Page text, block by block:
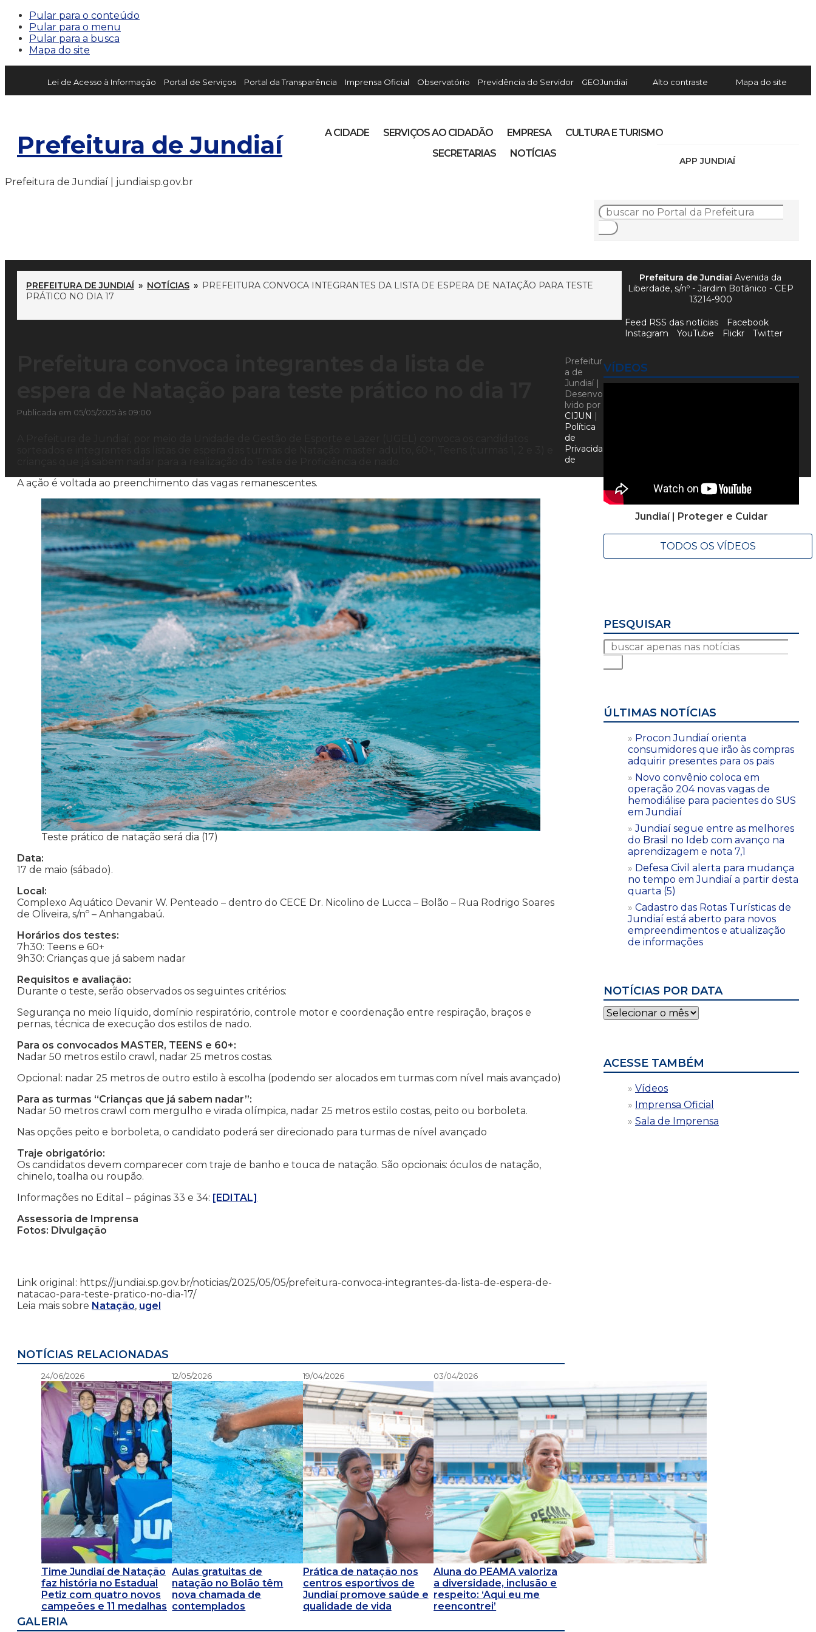
Pular para o conteúdo
Pular para o menu
Pular para a busca
Mapa do site
Lei de Acesso à Informação Portal de Serviços Portal da Transparência Imprensa Oficial Observatório Previdência do Servidor GEOJundiaí Alto contraste Mapa do site
Prefeitura de Jundiaí
APP JUNDIAÍ
A CIDADE SERVIÇOS AO CIDADÃO EMPRESA
CULTURA E TURISMO
SECRETARIAS
NOTÍCIAS
Prefeitura de Jundiaí | jundiai.sp.gov.br
PREFEITURA DE JUNDIAÍ » NOTÍCIAS » PREFEITURA CONVOCA INTEGRANTES DA LISTA DE ESPERA DE NATAÇÃO PARA TESTE
PRÁTICO NO DIA 17
Publicada em 05/05/2025 às 09:00
A ação é voltada ao preenchimento das vagas remanescentes.
Teste prático de natação será dia (17)
Data:
17 de maio (sábado).
Local:
Complexo Aquático Devanir W. Penteado – dentro do CECE Dr. Nicolino de Lucca – Bolão – Rua Rodrigo Soares
de Oliveira, s/nº – Anhangabaú.
Horários dos testes:
7h30: Teens e 60+
9h30: Crianças que já sabem nadar
Requisitos e avaliação:
Durante o teste, serão observados os seguintes critérios:
Segurança no meio líquido, domínio respiratório, controle motor e coordenação entre respiração, braços e
pernas, técnica de execução dos estilos de nado.
Para os convocados MASTER, TEENS e 60+:
Nadar 50 metros estilo crawl, nadar 25 metros costas.
Opcional: nadar 25 metros de outro estilo à escolha (podendo ser alocados em turmas com nível mais avançado)
Para as turmas “Crianças que já sabem nadar”:
Nadar 50 metros crawl com mergulho e virada olímpica, nadar 25 metros estilo costas, peito ou borboleta.
Nas opções peito e borboleta, o candidato poderá ser direcionado para turmas de nível avançado
Traje obrigatório:
Os candidatos devem comparecer com traje de banho e touca de natação. São opcionais: óculos de natação,
chinelo, toalha ou roupão.
Informações no Edital – páginas 33 e 34: [EDITAL]
Assessoria de Imprensa
Fotos: Divulgação
Link original: https://jundiai.sp.gov.br/noticias/2025/05/05/prefeitura-convoca-integrantes-da-lista-de-espera-de-
natacao-para-teste-pratico-no-dia-17/
Leia mais sobre Natação, ugel
NOTÍCIAS RELACIONADAS
24/06/2026
Time Jundiaí de Natação
faz história no Estadual
Petiz com quatro novos
campeões e 11 medalhas
12/05/2026
Aulas gratuitas de
natação no Bolão têm
nova chamada de
contemplados
19/04/2026
Prática de natação nos
centros esportivos de
Jundiaí promove saúde e
qualidade de vida
03/04/2026
Aluna do PEAMA valoriza
a diversidade, inclusão e
respeito: ‘Aqui eu me
reencontrei’
GALERIA
VÍDEOS
Jundiaí | Proteger e Cuidar
TODOS OS VÍDEOS
PESQUISAR
ÚLTIMAS NOTÍCIAS
Procon Jundiaí orienta
consumidores que irão às compras
adquirir presentes para os pais
Novo convênio coloca em
operação 204 novas vagas de
hemodiálise para pacientes do SUS
em Jundiaí
Jundiaí segue entre as melhores
do Brasil no Ideb com avanço na
aprendizagem e nota 7,1
Defesa Civil alerta para mudança
no tempo em Jundiaí a partir desta
quarta (5)
Cadastro das Rotas Turísticas de
Jundiaí está aberto para novos
empreendimentos e atualização
de informações
NOTÍCIAS POR DATA
Notícias
por
ACESSE TAMBÉM
Vídeos
Imprensa Oficial
Sala de Imprensa
Prefeitura de JundiaíAvenida da
Liberdade, s/nº - Jardim Botânico - CEP
13214-900
Feed RSS das notícias
Facebook
Instagram
YouTube Flickr Twitter
Prefeitur
a de
Jundiaí |
Desenvo
lvido por
CIJUN |
Política
de
Privacida
de